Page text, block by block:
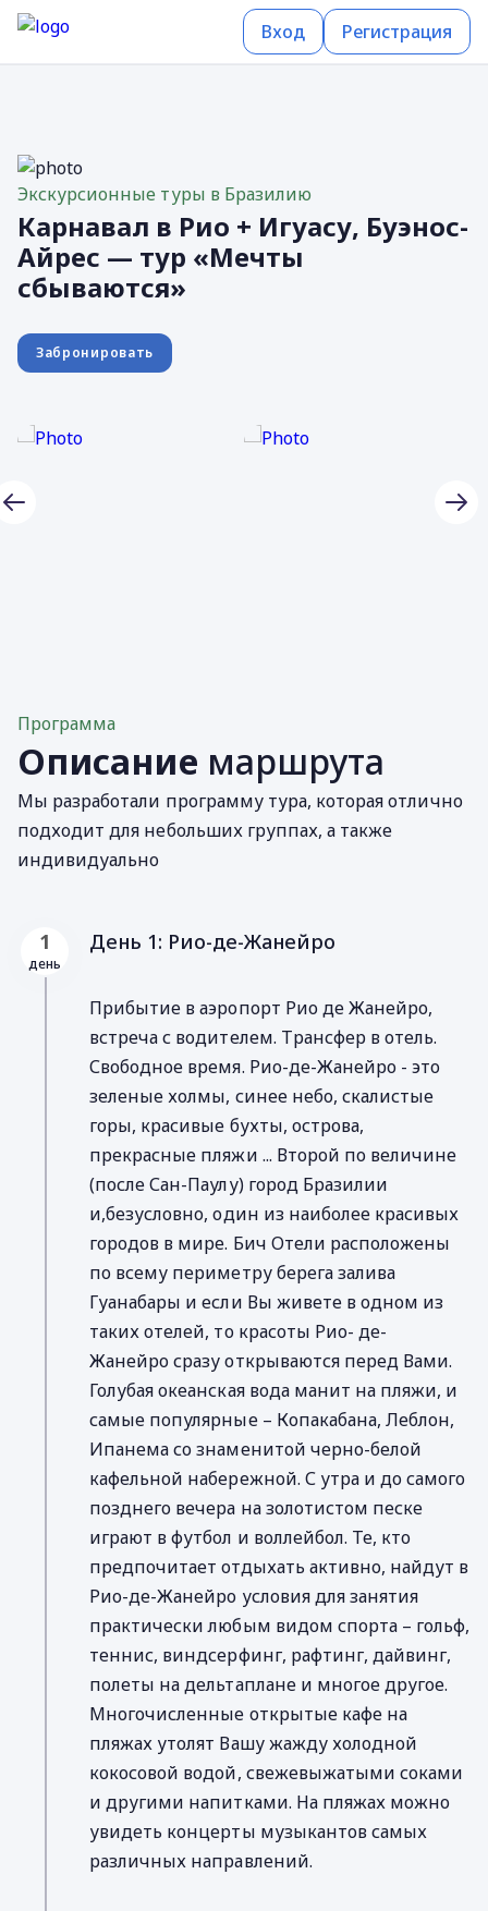
Вход Регистрация
Экскурсионные туры в Бразилию
Карнавал в Рио + Игуасу, Буэнос-
Айрес — тур «Мечты
сбываются»
Забронировать
Программа
Описание маршрута
Мы разработали программу тура, которая отлично
подходит для небольших группах, а также
индивидуально
1
день
День 1: Рио-де-Жанейро
Прибытие в аэропорт Рио де Жанейро,
встреча с водителем. Трансфер в отель.
Свободное время. Рио-де-Жанейро - это
зеленые холмы, синее небо, скалистые
горы, красивые бухты, острова,
прекрасные пляжи ... Второй по величине
(после Сан-Паулу) город Бразилии
и,безусловно, один из наиболее красивых
городов в мире. Бич Отели расположены
по всему периметру берега залива
Гуанабары и если Вы живете в одном из
таких отелей, то красоты Рио- де-
Жанейро сразу открываются перед Вами.
Голубая океанская вода манит на пляжи, и
самые популярные – Копакабана, Леблон,
Ипанема со знаменитой черно-белой
кафельной набережной. С утра и до самого
позднего вечера на золотистом песке
играют в футбол и воллейбол. Те, кто
предпочитает отдыхать активно, найдут в
Рио-де-Жанейро условия для занятия
практически любым видом спорта – гольф,
теннис, виндсерфинг, рафтинг, дайвинг,
полеты на дельтаплане и многое другое.
Многочисленные открытые кафе на
пляжах утолят Вашу жажду холодной
кокосовой водой, свежевыжатыми соками
и другими напитками. На пляжах можно
увидеть концерты музыкантов самых
различных направлений.